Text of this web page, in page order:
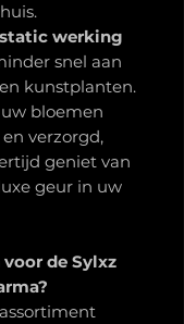
werking
snel aan
kunstplanten.
bloemen
verzorgd,
geniet van
geur in uw
de Sylxz